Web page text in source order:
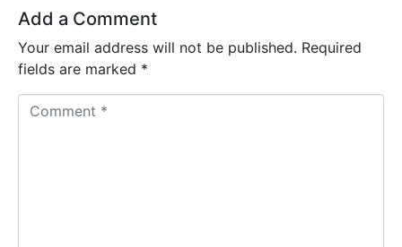
Add a Comment
Your email address will not be published. Required
fields are marked *